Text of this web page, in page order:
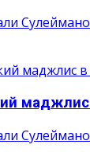
маджлис